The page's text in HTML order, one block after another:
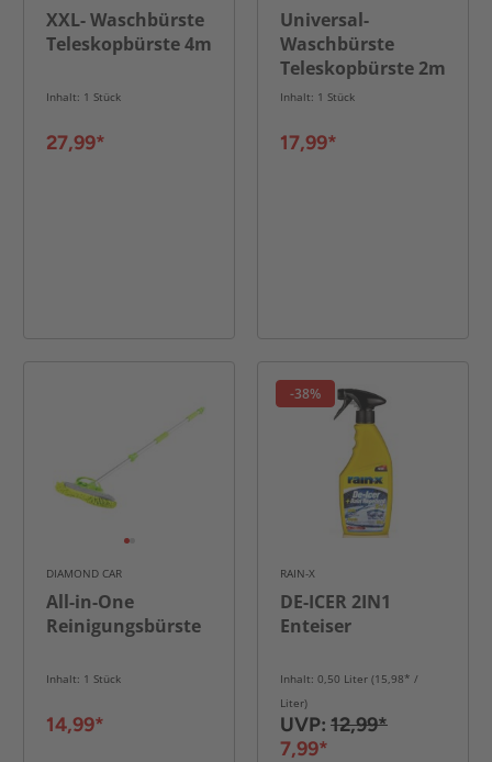
XXL- Waschbürste
Teleskopbürste 4m
Inhalt: 1 Stück
27,99*
Universal-
Waschbürste
Teleskopbürste 2m
Inhalt: 1 Stück
17,99*
DIAMOND CAR
All-in-One
Reinigungsbürste
Inhalt: 1 Stück
14,99*
-38%
RAIN-X
DE-ICER 2IN1
Enteiser
Inhalt: 0,50 Liter (15,98* /
Liter)
UVP: 12,99*
7,99*